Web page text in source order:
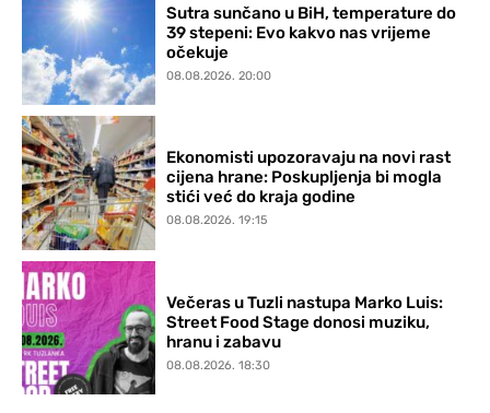
Sutra sunčano u BiH, temperature do
39 stepeni: Evo kakvo nas vrijeme
očekuje
08.08.2026. 20:00
Ekonomisti upozoravaju na novi rast
cijena hrane: Poskupljenja bi mogla
stići već do kraja godine
08.08.2026. 19:15
Večeras u Tuzli nastupa Marko Luis:
Street Food Stage donosi muziku,
hranu i zabavu
08.08.2026. 18:30